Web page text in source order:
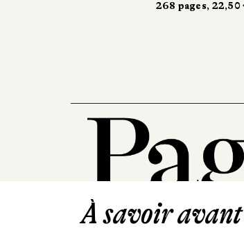
268 pages, 22,50 €
À savoir